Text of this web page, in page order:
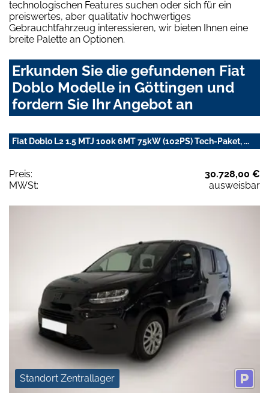
technologischen Features suchen oder sich für ein
preiswertes, aber qualitativ hochwertiges
Gebrauchtfahrzeug interessieren, wir bieten Ihnen eine
breite Palette an Optionen.
Erkunden Sie die gefundenen Fiat
Doblo Modelle in Göttingen und
fordern Sie Ihr Angebot an
Fiat Doblo L2 1.5 MTJ 100k 6MT 75kW (102PS) Tech-Paket, ...
Preis:
30.728,00 €
MWSt:
ausweisbar
Standort Zentrallager